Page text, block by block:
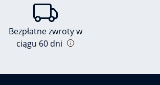
Bezpłatne zwroty w
ciągu 60 dni